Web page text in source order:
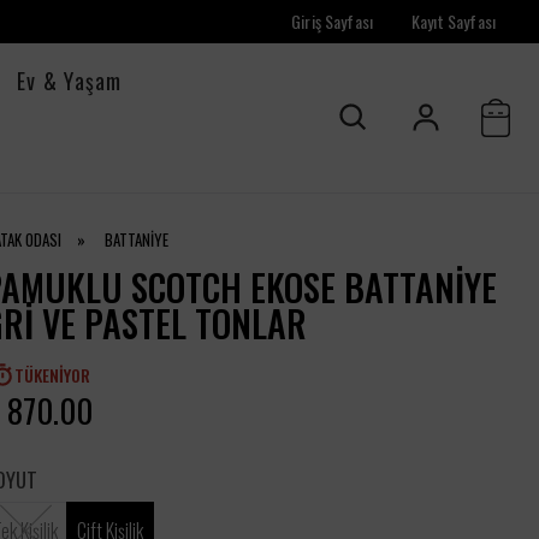
Giriş Sayfası Kayıt Sayfası
Ev & Yaşam
ODASI » BATTANİYE
SCOTCH EKOSE BATTANIYE
VE PASTEL TONLAR
TÜKENIYOR
Kişilik Çift Kişilik